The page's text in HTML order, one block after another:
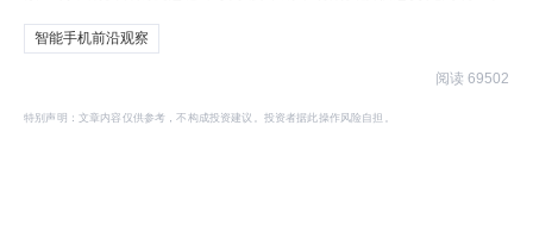
智能手机前沿观察
阅读 69502
特别声明：文章内容仅供参考，不构成投资建议。投资者据此操作风险自担。